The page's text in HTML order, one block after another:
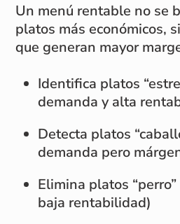
Un menú rentable no se
platos más económicos,
que generan mayor
Identifica platos
demanda y alta
Detecta platos
demanda pero
Elimina platos
baja rentabilidad)